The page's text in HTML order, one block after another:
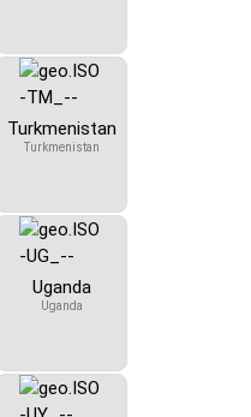
Turkmenistan
Turkmenistan
Uganda
Uganda